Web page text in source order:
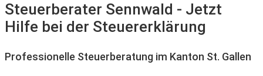
Steuerberater Sennwald - Jetzt
Hilfe bei der Steuererklärung
Professionelle Steuerberatung im Kanton St. Gallen